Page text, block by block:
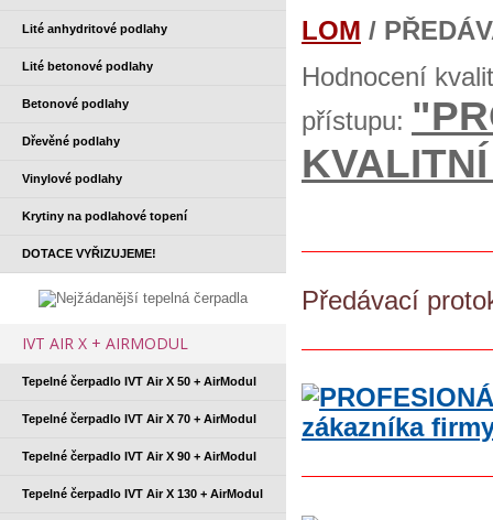
Lité anhydritové podlahy
Lité betonové podlahy
Betonové podlahy
Dřevěné podlahy
Vinylové podlahy
Krytiny na podlahové topení
DOTACE VYŘIZUJEME!
IVT AIR X + AIRMODUL
Tepelné čerpadlo IVT Air X 50 + AirModul
Tepelné čerpadlo IVT Air X 70 + AirModul
Tepelné čerpadlo IVT Air X 90 + AirModul
Tepelné čerpadlo IVT Air X 130 + AirModul
LOM /
Hodnocení
přístupu:
Předávací